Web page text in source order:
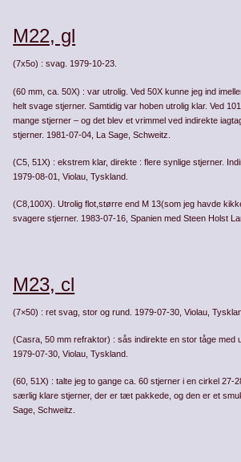
M22, gl
(7x5o) : svag. 1979-10-23.
(60 mm, ca. 50X) : var utrolig. Ved 50X kunne jeg ind
helt svage stjerner. Samtidig var hoben utrolig klar. Ved
mange stjerner – og det blev et vrimmel ved indirekte
stjerner. 1981-07-04, La Sage, Schweitz.
(C5, 51X) : ekstrem klar, direkte : flere synlige stjerner.
1979-08-01, Violau, Tyskland.
(C8,100X). Utrolig flot,større end M 13(som jeg havde
svagere stjerner. 1983-07-16, Spanien med Steen Holst
M23, cl
(7×50) : ret svag, stor og rund. 1979-07-30, Violau,
(Casra, 50 mm refraktor) : sås indirekte en stor tåge med
1979-07-30, Violau, Tyskland.
(60, 51X) : talte jeg to gange ca. 60 stjerner i en cirkel 27-
særlig klare stjerner, der er tæt pakkede, og den er et
Sage, Schweitz.